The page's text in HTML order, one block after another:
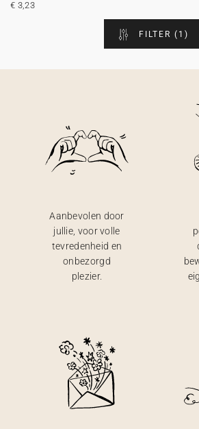
€ 3,23
FILTER (1)
Aanbevolen door
jullie, voor volle
tevredenheid en
onbezorgd
plezier.